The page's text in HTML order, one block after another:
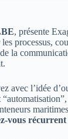
, présente
processus,
la
avec l’idée
vous récurrent